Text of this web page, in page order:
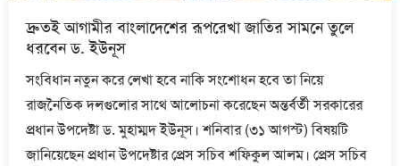
দ্রুতই আগামীর বাংলাদেশের রূপরেখা জাতির সামনে তুলে
ধরবেন ড. ইউনূস
সংবিধান নতুন করে লেখা হবে নাকি সংশোধন হবে তা নিয়ে
রাজনৈতিক দলগুলোর সাথে আলোচনা করেছেন অন্তর্বর্তী সরকারের
প্রধান উপদেষ্টা ড. মুহাম্মদ ইউনূস। শনিবার (৩১ আগস্ট) বিষয়টি
জানিয়েছেন প্রধান উপদেষ্টার প্রেস সচিব শফিকুল আলম। প্রেস সচিব